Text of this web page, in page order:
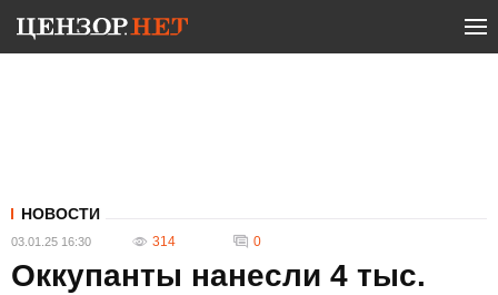
НОВОСТИ
03.01.25 16:30 314 0
Оккупанты нанесли 4 тыс.